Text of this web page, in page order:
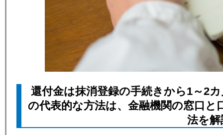
還付金は抹消登録の手続きから1～2
の代表的な方法は、金融機関の窓口
法を